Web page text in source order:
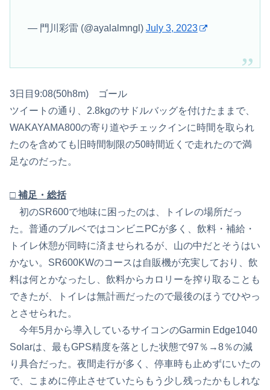
— 門川彩雷 (@ayalalmngl) July 3, 2023
3日目9:08(50h8m) ゴール
ツイートの通り、2.8kgのサドルバッグを付けたままで、
WAKAYAMA800の寄り道やチェックインに時間を取られ
たのを含めても旧時間制限の50時間近くで走れたので満
足なのだった。
□ 補足・総括
初のSR600で地味に困ったのは、トイレの場所だっ
た。普通のブルベではコンビニPCが多く、飲料・補給・
トイレ休憩が同時に済ませられるが、山の中だとそうはい
かない。SR600KWのコースは自販機が充実しており、飲
料は何とかなったし、飲料からカロリーを搾り取ることも
できたが、トイレは無計画だったので最後のほうでひやっ
とさせられた。
今年5月から導入しているサイコンのGarmin Edge1040
Solarは、最もGPS精度を落とした状態で97％→8％の減
り具合だった。夜間走行が多く、停車時も止めずにいたの
で、こまめに停止させていたらもう少し残ったかもしれな